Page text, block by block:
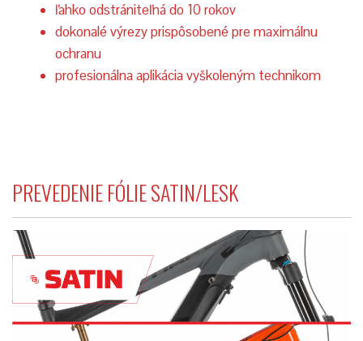
ľahko odstrániteľná do 10 rokov
dokonalé výrezy prispôsobené pre maximálnu
ochranu
profesionálna aplikácia vyškoleným technikom
PREVEDENIE FÓLIE SATIN/LESK